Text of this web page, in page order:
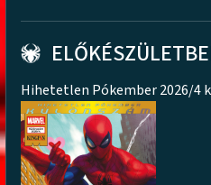
Hihetetlen Pókember 2026/4